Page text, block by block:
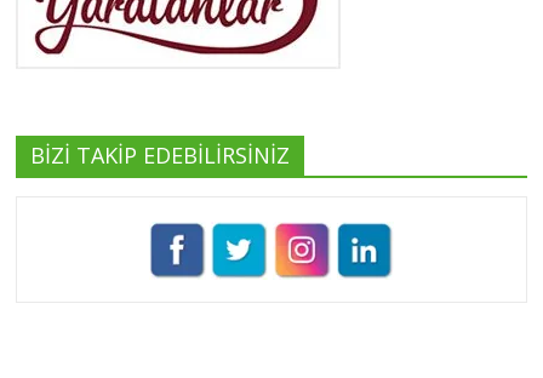
Yeşilist
Tüm yazıları görüntüle
Pınar Demirkan
BİZİ TAKİP EDEBİLİRSİNİZ